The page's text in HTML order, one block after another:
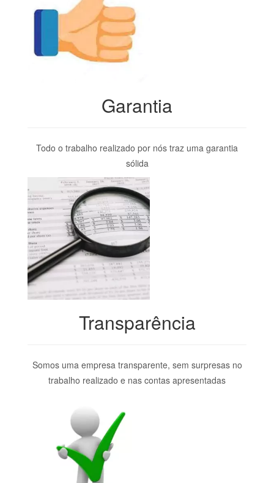
Garantia
Todo o trabalho realizado por nós traz uma garantia
sólida
Transparência
Somos uma empresa transparente, sem surpresas no
trabalho realizado e nas contas apresentadas